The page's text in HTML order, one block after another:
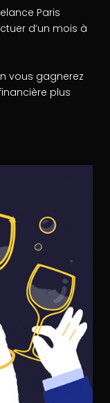
Paris
d’un mois à
vous gagnerez
plus